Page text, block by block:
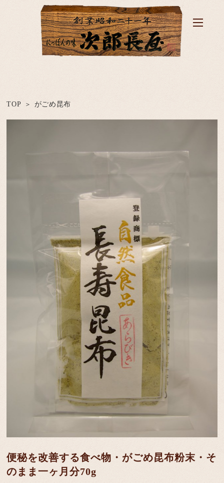
TOP がごめ昆布
便秘を改善する食べ物・がごめ昆布粉末・そ
のまま一ヶ月分70g